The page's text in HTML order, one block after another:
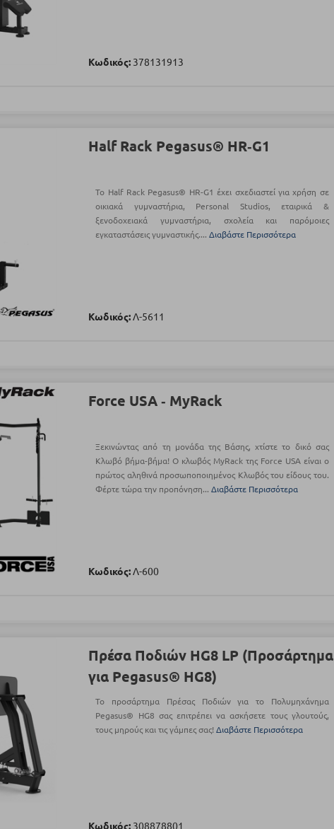
Κωδικός: 378131913
Half Rack Pegasus® HR‑G1
Το Half Rack Pegasus® HR-G1 έχει σχεδιαστεί για χρήση σε
οικιακά γυμναστήρια, Personal Studios, εταιρικά &
ξενοδοχειακά γυμναστήρια, σχολεία και παρόμοιες
εγκαταστάσεις γυμναστικής....Διαβάστε Περισσότερα
Κωδικός:Λ-5611
Force USA ‑ MyRack
Ξεκινώντας από τη μονάδα της Βάσης, χτίστε το δικό σας
Κλωβό βήμα-βήμα! Ο κλωβός MyRack της Force USA είναι ο
πρώτος αληθινά προσωποποιημένος Κλωβός του είδους του.
Φέρτε τώρα την προπόνηση...Διαβάστε Περισσότερα
Κωδικός:Λ-600
Πρέσα Ποδιών HG8 LP (Προσάρτημα
για Pegasus® HG8)
Το προσάρτημα Πρέσας Ποδιών για το Πολυμηχάνημα
Pegasus® HG8 σας επιτρέπει να ασκήσετε τους γλουτούς,
τους μηρούς και τις γάμπες σας!Διαβάστε Περισσότερα
Κωδικός: 308878801